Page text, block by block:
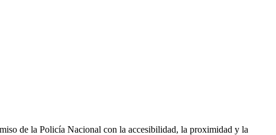
de la Policía Nacional con la accesibilidad, la proximidad y la